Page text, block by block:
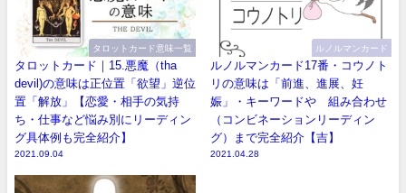
タロットカード意味一覧
タロットカード｜15.悪魔（tha
devil)の意味は正位置「欲望」逆位
置「解放」【恋愛・相手の気持
ち・仕事など悩み別にリーディン
グ具体例も完全紹介】
2021.09.04
ルノルマンカード
ルノルマンカード17番・コウノト
リの意味は「前進、進展、妊
娠」・キーワードや 組み合わせ
（コンビネーションリーディン
グ）まで完全紹介【吉】
2021.04.28